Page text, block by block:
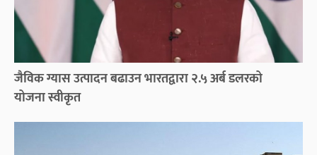
जैविक ग्यास उत्पादन बढाउन भारतद्वारा २.५ अर्ब डलरको
योजना स्वीकृत